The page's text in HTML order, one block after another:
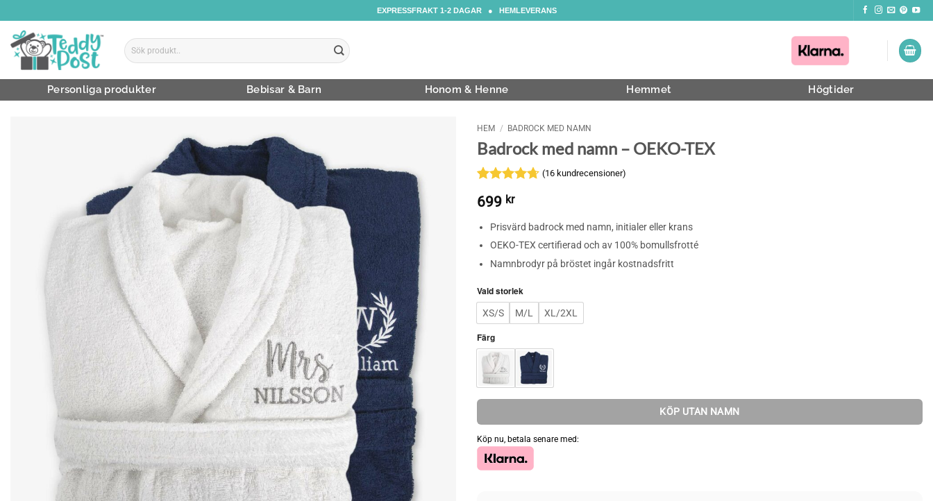
to
content
EXPRESSFRAKT 1-2 DAGAR ● HEMLEVERANS
Sök
efter:
Personliga produkter Bebisar & Barn Honom & Henne Hemmet Högtider
HEM / BADROCK MED NAMN
Badrock med namn – OEKO-TEX
Betygsatt
4.69av 5
kundrecensioner
(16 kundrecensioner)
699 kr
Prisvärd badrock med namn, initialer eller krans
OEKO-TEX certifierad och av 100% bomullsfrotté
Namnbrodyr på bröstet ingår kostnadsfritt
Vald storlek
XS/S M/L XL/2XL
Färg
KÖP UTAN NAMN
Köp nu, betala senare med: